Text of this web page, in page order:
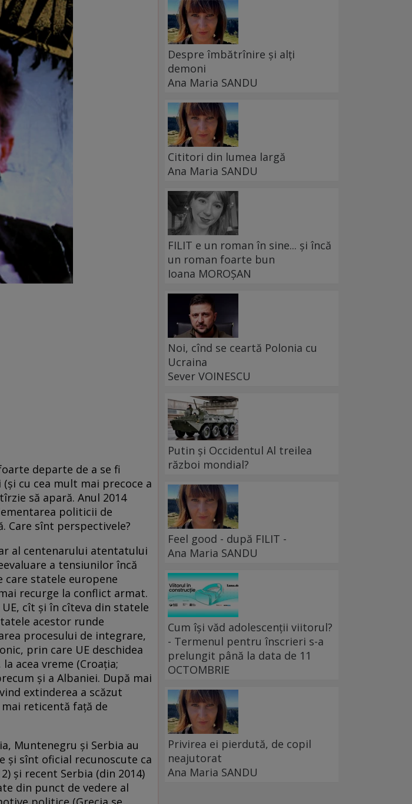
departe de a se fi
cu cea mult mai precoce a
să apară. Anul 2014
politicii de
Care sînt perspectivele?
al centenarului atentatului
a tensiunilor încă
care statele europene
recurge la conflict armat.
cît şi în cîteva din statele
acestor runde
procesului de integrare,
prin care UE deschidea
acea vreme (Croaţia;
şi a Albaniei. După mai
extinderea a scăzut
reticentă faţă de
Muntenegru şi Serbia au
şi sînt oficial recunoscute ca
şi recent Serbia (din 2014)
din punct de vedere al
Despre îmbătrînire și alți
demoni
Ana Maria SANDU
Cititori din lumea largă
Ana Maria SANDU
FILIT e un roman în sine... și încă
un roman foarte bun
Ioana MOROȘAN
Noi, cînd se ceartă Polonia cu
Ucraina
Sever VOINESCU
Putin și Occidentul Al treilea
război mondial?
Feel good - după FILIT -
Ana Maria SANDU
Cum își văd adolescenții viitorul?
- Termenul pentru înscrieri s-a
prelungit până la data de 11
OCTOMBRIE
Privirea ei pierdută, de copil
neajutorat
Ana Maria SANDU